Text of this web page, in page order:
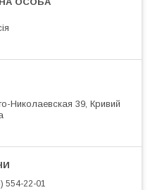
Николаевская 39, Кривий
554-22-01